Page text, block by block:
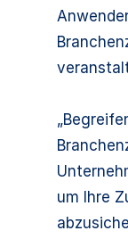
um Ihre